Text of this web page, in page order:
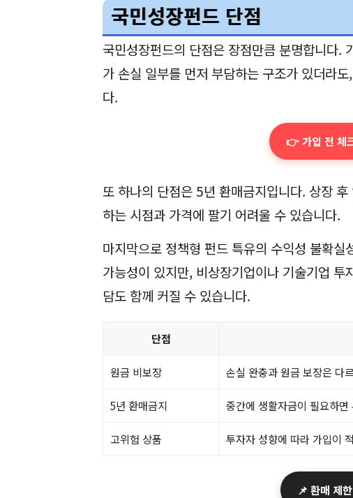
국민성장펀드 단점
국민성장펀드의 단점은 장점만큼 분명합니다.
가 손실 일부를 먼저 부담하는 구조가 있더라
다.
👉 가입 전 체
또 하나의 단점은 5년 환매금지입니다. 상장
하는 시점과 가격에 팔기 어려울 수 있습니다.
마지막으로 정책형 펀드 특유의 수익성 불확
가능성이 있지만, 비상장기업이나 기술기업
담도 함께 커질 수 있습니다.
단점
원금 비보장 손실 완충과 원금 보장은 다
5년 환매금지 중간에 생활자금이 필요하
고위험 상품 투자자 성향에 따라 가입이
📌 환매 제